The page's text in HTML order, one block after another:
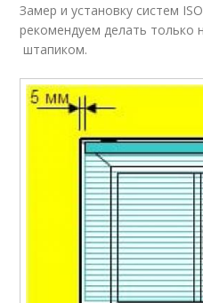
Замер и установку систем
рекомендуем делать только
штапиком.